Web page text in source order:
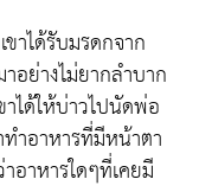
าได้รับมรดกจาก
ย่างไม่ยากลำบาก
ได้ให้บ่าวไปนัดพ่อ
ทำอาหารที่มีหน้าตา
อาหารใดๆที่เคยมี